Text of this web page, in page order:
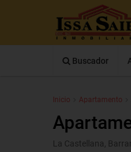
Buscador
Inicio Apartamento
La Castellana,